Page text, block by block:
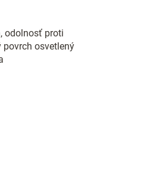
odolnosť proti
osvetlený